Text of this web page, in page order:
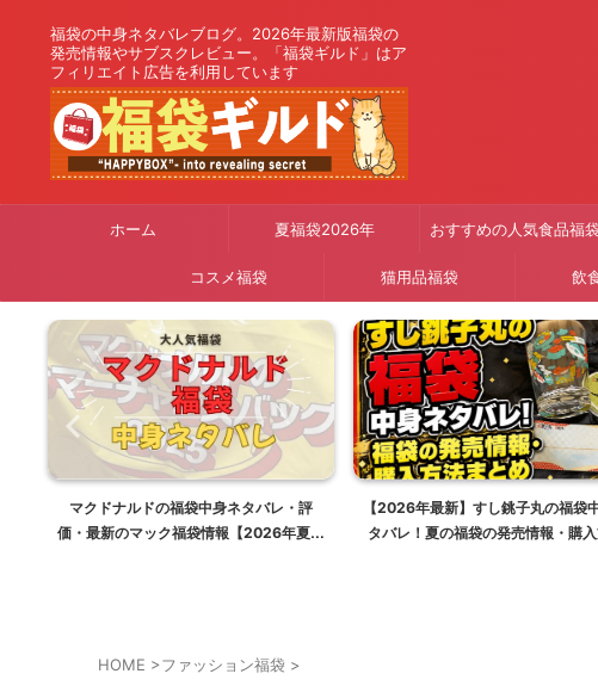
福袋の中身ネタバレブログ。2026年最新版福袋の
発売情報やサブスクレビュー。「福袋ギルド」はア
フィリエイト広告を利用しています
ホーム 夏福袋2026年 おすすめの人気食品福
コスメ福袋 猫用品福袋 飲
マクドナルドの福袋中身ネタバレ・評
価・最新のマック福袋情報【2026年夏は
【2026年最新】すし銚子丸の福袋
タバレ！夏の福袋の発売情報・購
HOME >ファッション福袋 >